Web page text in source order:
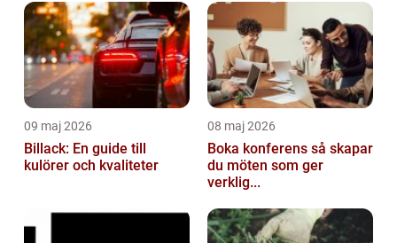
09 maj 2026
Billack: En guide till
kulörer och kvaliteter
08 maj 2026
Boka konferens så skapar
du möten som ger
verklig...